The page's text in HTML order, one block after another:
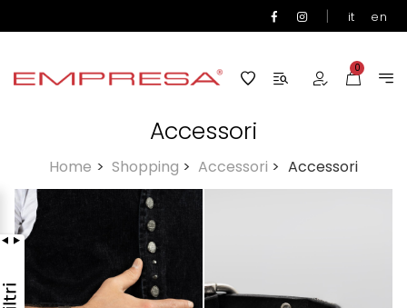
| it en
0
Accessori
Home > Shopping > Accessori > Accessori